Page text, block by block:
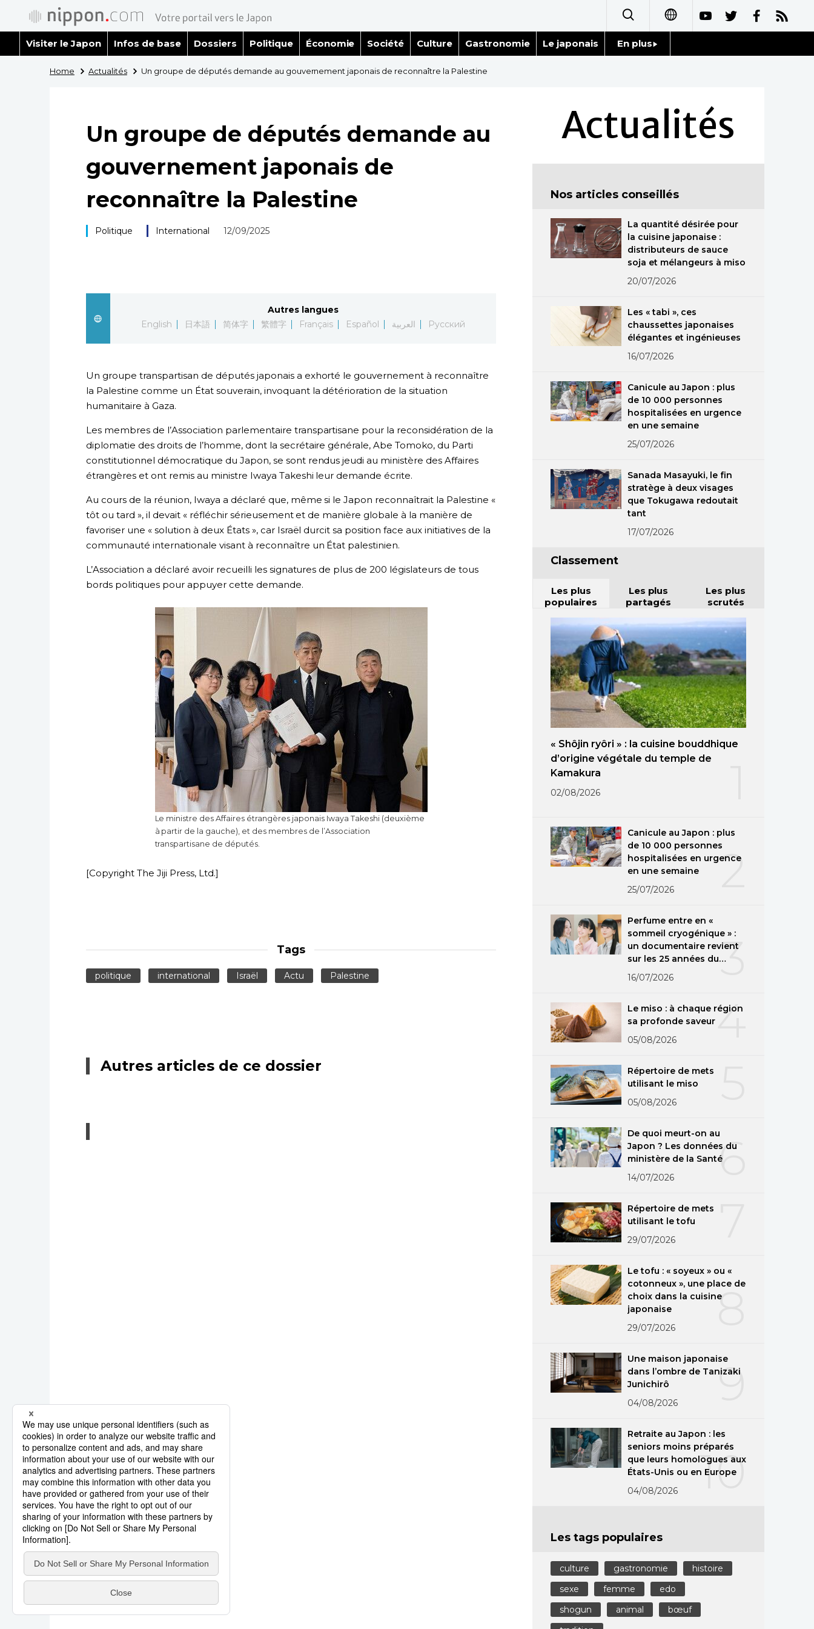
简体字
繁體字
العربية
Русский
Visiter le Japon Infos de base Dossiers Politique Économie Société Culture Gastronomie Le japonais En plus
Personnages
Chroniques
Images
Vidéos
Tokyo
Home Actualités Un groupe de députés demande au gouvernement japonais de reconnaître la Palestine
Un groupe de députés demande au
gouvernement japonais de
reconnaître la Palestine
Politique International 12/09/2025
Autres langues
English
日本語 简体字 繁體字 Français Español العربية Русский
Un groupe transpartisan de députés japonais a exhorté le gouvernement à reconnaître
la Palestine comme un État souverain, invoquant la détérioration de la situation
humanitaire à Gaza.
Les membres de l’Association parlementaire transpartisane pour la reconsidération de la
diplomatie des droits de l’homme, dont la secrétaire générale, Abe Tomoko, du Parti
constitutionnel démocratique du Japon, se sont rendus jeudi au ministère des Affaires
étrangères et ont remis au ministre Iwaya Takeshi leur demande écrite.
Au cours de la réunion, Iwaya a déclaré que, même si le Japon reconnaîtrait la Palestine «
tôt ou tard », il devait « réfléchir sérieusement et de manière globale à la manière de
favoriser une « solution à deux États », car Israël durcit sa position face aux initiatives de la
communauté internationale visant à reconnaître un État palestinien.
L’Association a déclaré avoir recueilli les signatures de plus de 200 législateurs de tous
bords politiques pour appuyer cette demande.
Le ministre des Affaires étrangères japonais Iwaya Takeshi (deuxième
à partir de la gauche), et des membres de l’Association
transpartisane de députés.
[Copyright The Jiji Press, Ltd.]
Tags
politique international Israël Actu Palestine
Autres articles de ce dossier
Actualités
Nos articles conseillés
La quantité désirée pour
la cuisine japonaise :
distributeurs de sauce
soja et mélangeurs à miso
20/07/2026
Les « tabi », ces
chaussettes japonaises
élégantes et ingénieuses
16/07/2026
Canicule au Japon : plus
de 10 000 personnes
hospitalisées en urgence
en une semaine
25/07/2026
Sanada Masayuki, le fin
stratège à deux visages
que Tokugawa redoutait
tant
17/07/2026
Classement
Les plus
populaires
Les plus
partagés
Les plus
scrutés
« Shôjin ryôri » : la cuisine bouddhique
d’origine végétale du temple de
Kamakura
02/08/2026
2
Canicule au Japon : plus
de 10 000 personnes
hospitalisées en urgence
en une semaine
25/07/2026
3
Perfume entre en «
sommeil cryogénique » :
un documentaire revient
sur les 25 années du
groupe
16/07/2026
4
Le miso : à chaque région
sa profonde saveur
05/08/2026
Répertoire de mets
utilisant le miso
05/08/2026
6
De quoi meurt-on au
Japon ? Les données du
ministère de la Santé
14/07/2026
Répertoire de mets
utilisant le tofu
29/07/2026
8
Le tofu : « soyeux » ou «
cotonneux », une place de
choix dans la cuisine
japonaise
29/07/2026
9
Une maison japonaise
dans l’ombre de Tanizaki
Junichirô
04/08/2026
10
Retraite au Japon : les
seniors moins préparés
que leurs homologues aux
États-Unis ou en Europe
04/08/2026
Les tags populaires
culture gastronomie
histoire
sexe
femme
edo
shogun
animal
bœuf